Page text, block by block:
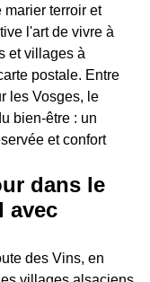
marier terroir et
l'art de vivre à
et villages à
postale. Entre
les Vosges, le
bien-être : un
et confort
dans le
avec
des Vins, en